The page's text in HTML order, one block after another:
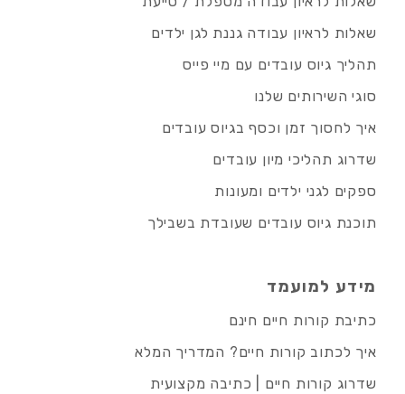
שאלות לראיון עבודה גננת לגן ילדים
תהליך גיוס עובדים עם מיי פייס
סוגי השירותים שלנו
איך לחסוך זמן וכסף בגיוס עובדים
שדרוג תהליכי מיון עובדים
ספקים לגני ילדים ומעונות
תוכנת גיוס עובדים שעובדת בשבילך
מידע למועמד
כתיבת קורות חיים חינם
איך לכתוב קורות חיים? המדריך המלא
שדרוג קורות חיים | כתיבה מקצועית